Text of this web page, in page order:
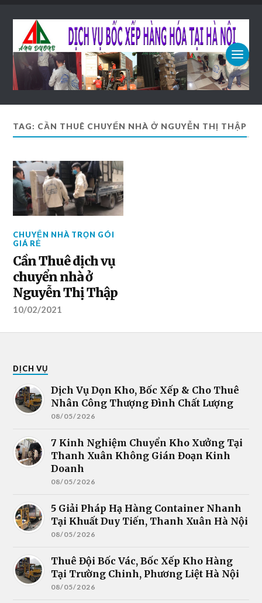
TAG: CẦN THUÊ CHUYỂN NHÀ Ở NGUYỄN THỊ THẬP
CHUYỂN NHÀ TRỌN GÓI
GIÁ RẺ
Cần Thuê dịch vụ
chuyển nhà ở
Nguyễn Thị Thập
10/02/2021
DỊCH VỤ
Dịch Vụ Dọn Kho, Bốc Xếp & Cho Thuê
Nhân Công Thượng Đình Chất Lượng
08/05/2026
7 Kinh Nghiệm Chuyển Kho Xưởng Tại
Thanh Xuân Không Gián Đoạn Kinh
Doanh
08/05/2026
5 Giải Pháp Hạ Hàng Container Nhanh
Tại Khuất Duy Tiến, Thanh Xuân Hà Nội
08/05/2026
Thuê Đội Bốc Vác, Bốc Xếp Kho Hàng
Tại Trường Chinh, Phương Liệt Hà Nội
08/05/2026